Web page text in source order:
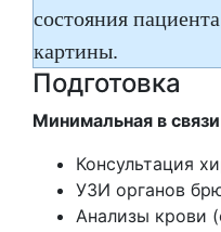
состояния
картины.
Подготовка
Минимальная в
Консультация
УЗИ органов
Анализы крови